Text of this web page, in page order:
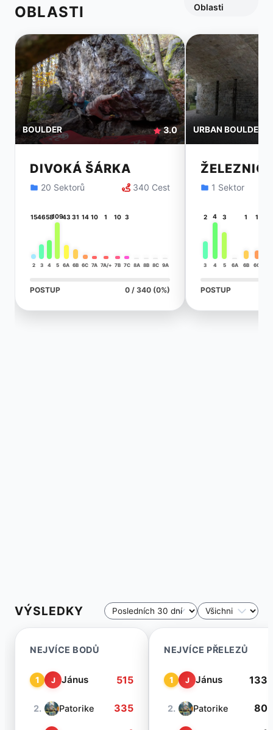
OBLASTI
Oblasti
BOULDER 3.0
DIVOKÁ ŠÁRKA
20 Sektorů 340 Cest
15
2
46
3
58
4
109
5
43
6A
31
6B
14
6C
10
7A
1
7A/+
10
7B
3
7C 8A 8B 8C 9A
POSTUP 0 / 340 (0%)
URBAN BOULDER
1 Sektor
2
3
4
4
3
5 6A
1
6B
1
6C
POSTUP
VÝSLEDKY
NEJVÍCE BODŮ
1 J Jánus 515
2. Patorike 335
NEJVÍCE PŘELEZŮ
1 J Jánus 133
2. Patorike 80